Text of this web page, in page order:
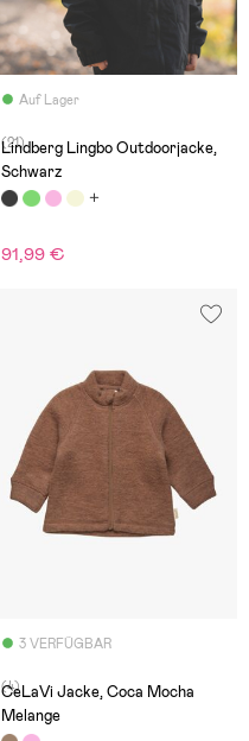
Auf Lager
(21)
Lindberg Lingbo Outdoorjacke,
Schwarz
91,99 €
3 VERFÜGBAR
(4)
CeLaVi Jacke, Coca Mocha
Melange